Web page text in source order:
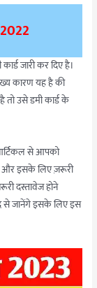
जारी कर दिए है।
कारण यह है की
तो उसे डमी कार्ड के
से आपको
इसके लिए ज़रूरी
दस्तावेज होने
से जानेंगे इसके लिए इस